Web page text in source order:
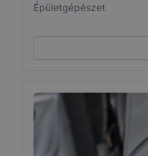
Épületgépészet